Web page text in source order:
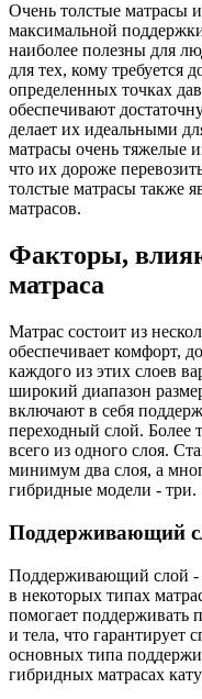
Очень толстые матрасы
максимальной
наиболее полезны для
для тех, кому требуется
определенных точках
обеспечивают
делает их идеальными
матрасы очень тяжелые
что их дороже
толстые матрасы также
матрасов.
Факторы,
матраса
Матрас состоит из
обеспечивает комфорт,
каждого из этих слоев
широкий диапазон
включают в себя
переходный слой. Более
всего из одного слоя.
минимум два слоя, а
гибридные модели - три.
Поддерживающий
Поддерживающий слой -
в некоторых типах
помогает поддерживать
и тела, что гарантирует
основных типа
гибридных матрасах